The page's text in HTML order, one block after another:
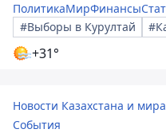
ПолитикаМирФинансы
#Выборы в Курултай
+31°
Новости Казахстана и
События